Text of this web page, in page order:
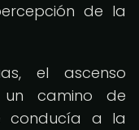
de la
el ascenso
un camino de
conducía a la